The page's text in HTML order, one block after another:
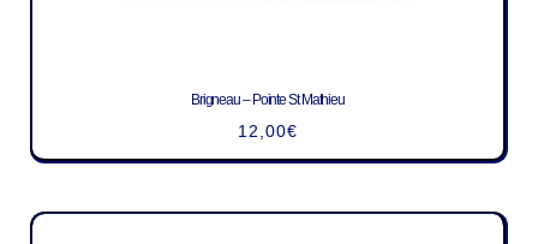
Brigneau – Pointe St Mathieu
12,00€